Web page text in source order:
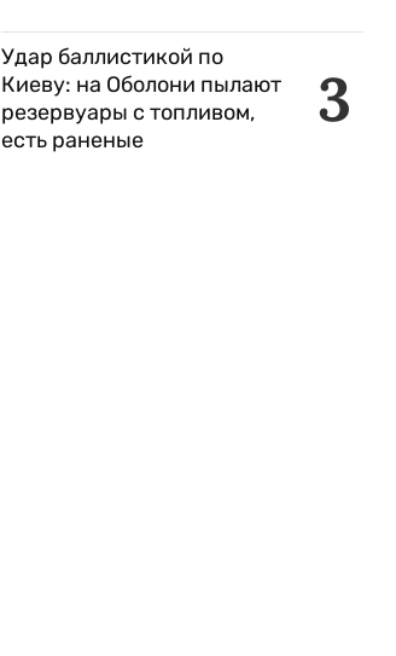
3
Удар баллистикой по
Киеву: на Оболони пылают
резервуары с топливом,
есть раненые